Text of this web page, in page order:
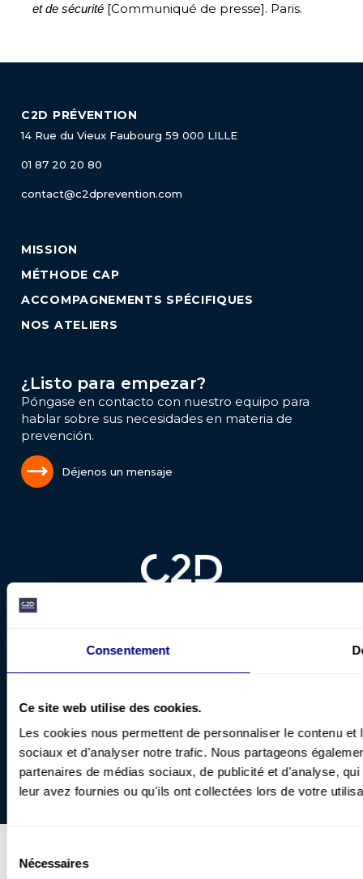
Consentement
Ce site web utilise des cookies.
Les cookies nous permettent de personnaliser le contenu
sociaux et d'analyser notre trafic. Nous partageons
partenaires de médias sociaux, de publicité et d'analyse,
leur avez fournies ou qu'ils ont collectées lors de votre
Nécessaires
et de sécurité [Communiqué de presse]. Paris.
C2D PRÉVENTION
14 Rue du Vieux Faubourg 59 000 LILLE
01 87 20 20 80
contact@c2dprevention.com
MISSION
MÉTHODE CAP
ACCOMPAGNEMENTS SPÉCIFIQUES
NOS ATELIERS
¿Listo para empezar?
Póngase en contacto con nuestro equipo para
hablar sobre sus necesidades en materia de
prevención.
Déjenos un mensaje
Infusion®” are registered trademarks, exclusively owned by C2D Prévention. Their use
Some of the content on this site is original work protected by copyright, in accordance
Prévention.
Aviso legal| Mapa del sitio|Protección de datos personales | © C2D
PRÉVENTION –NOIISE